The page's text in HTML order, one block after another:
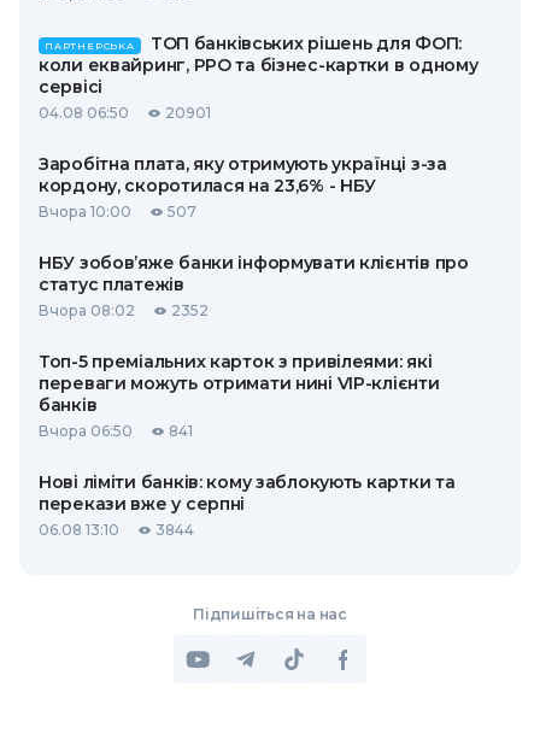
ПАРТНЕРСЬКА
ТОП банківських рішень для ФОП:
коли еквайринг, РРО та бізнес-картки в одному
сервісі
04.08 06:50 20901
Заробітна плата, яку отримують українці з-за
кордону, скоротилася на 23,6% - НБУ
Вчора 10:00 507
НБУ зобов’яже банки інформувати клієнтів про
статус платежів
Вчора 08:02 2352
Топ-5 преміальних карток з привілеями: які
переваги можуть отримати нині VIP-клієнти
банків
Вчора 06:50 841
Нові ліміти банків: кому заблокують картки та
перекази вже у серпні
06.08 13:10 3844
Підпишіться на нас